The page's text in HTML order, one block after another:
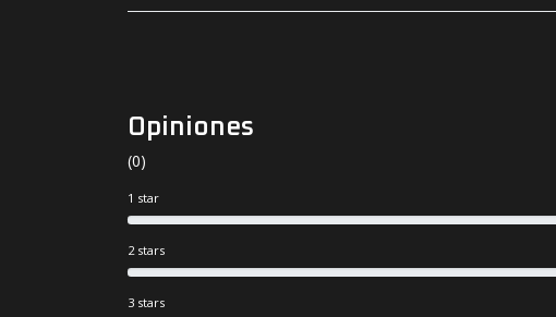
Opiniones
(0)
1 star
2 stars
3 stars